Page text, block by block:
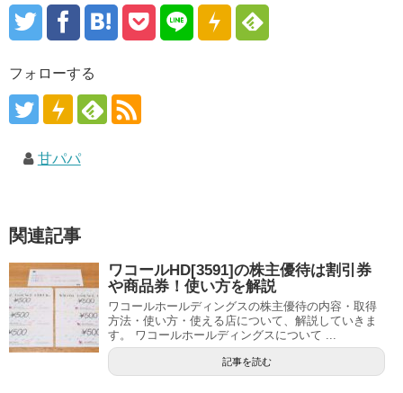
フォローする
甘パパ
関連記事
ワコールHD[3591]の株主優待は割引券
や商品券！使い方を解説
ワコールホールディングスの株主優待の内容・取得
方法・使い方・使える店について、解説していきま
す。 ワコールホールディングスについて ...
記事を読む